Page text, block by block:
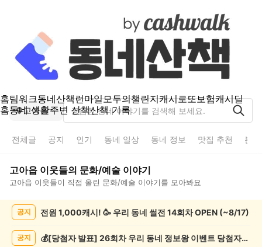
홈팀워크동네산책런마일모두의챌린지캐시로또보험캐시딜
홈동네 생활주변 산책산책 기록
고아읍
전체글 공지 인기 동네 일상 동네 정보 맛집 추천 분
고아읍 이웃들의 문화/예술 이야기
고아읍 이웃들이 직접 올린 문화/예술 이야기를 모아봐요
공지 전원 1,000캐시! 🥳 우리 동네 썰전 14회차 OPEN (~8/17)
공지 💰[당첨자 발표] 26회차 우리 동네 정보왕 이벤트 당첨자를 발표합니다!